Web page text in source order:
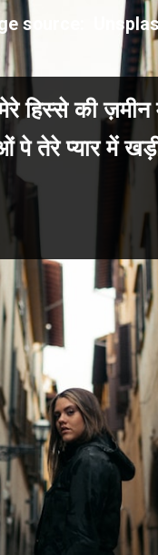
हिस्से की
पे तेरे प्यार में
source: